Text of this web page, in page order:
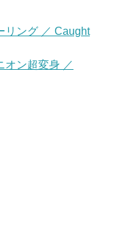
リング ／ Caught
オン超変身 ／